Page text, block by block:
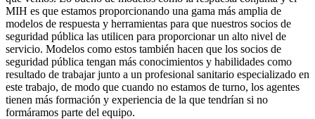
MIH es que estamos proporcionando una gama más amplia de
modelos de respuesta y herramientas para que nuestros socios de
seguridad pública las utilicen para proporcionar un alto nivel de
servicio. Modelos como estos también hacen que los socios de
seguridad pública tengan más conocimientos y habilidades como
resultado de trabajar junto a un profesional sanitario especializado en
este trabajo, de modo que cuando no estamos de turno, los agentes
tienen más formación y experiencia de la que tendrían si no
formáramos parte del equipo.